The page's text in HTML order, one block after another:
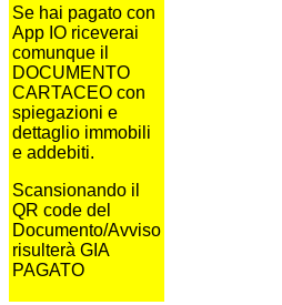
Se hai pagato con
App IO riceverai
comunque il
DOCUMENTO
CARTACEO con
spiegazioni e
dettaglio immobili
e addebiti.
Scansionando il
QR code del
Documento/Avviso
risulterà GIA
PAGATO